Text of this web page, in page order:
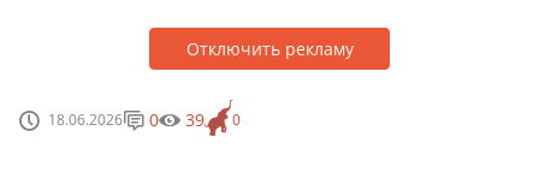
Отключить рекламу
18.06.2026 0
0 39